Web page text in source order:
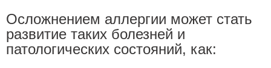
Осложнением аллергии может стать
развитие таких болезней и
патологических состояний, как: